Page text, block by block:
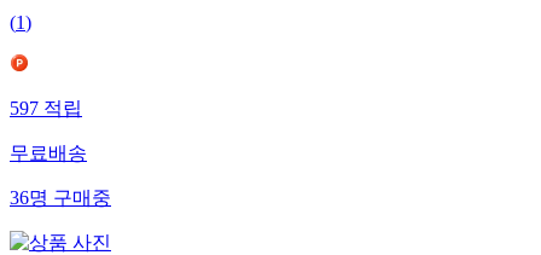
(1)
597적립
무료배송
36명구매중